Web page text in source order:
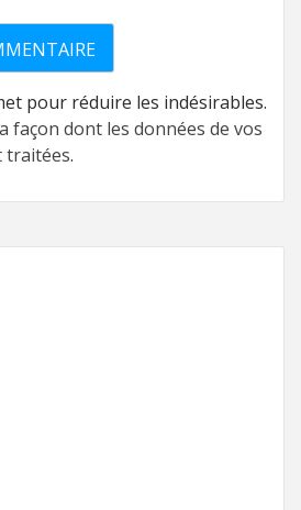
pour réduire les indésirables.
façon dont les données de vos
traitées.